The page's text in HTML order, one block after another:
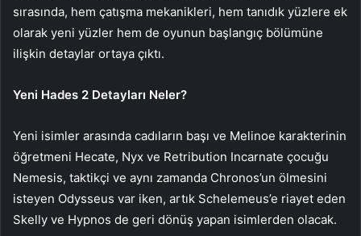
sırasında, hem çatışma mekanikleri, hem tanıdık yüzlere ek
olarak yeni yüzler hem de oyunun başlangıç bölümüne
ilişkin detaylar ortaya çıktı.
Yeni Hades 2 Detayları Neler?
Yeni isimler arasında cadıların başı ve Melinoe karakterinin
öğretmeni Hecate, Nyx ve Retribution Incarnate çocuğu
Nemesis, taktikçi ve aynı zamanda Chronos’un ölmesini
isteyen Odysseus var iken, artık Schelemeus’e riayet eden
Skelly ve Hypnos de geri dönüş yapan isimlerden olacak.